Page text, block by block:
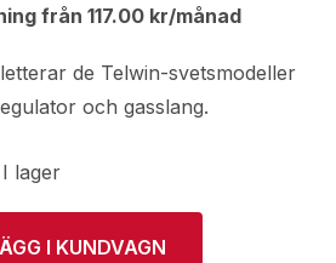
från 117.00 kr/månad
de Telwin-svetsmodeller
och gasslang.
I lager
I KUNDVAGN